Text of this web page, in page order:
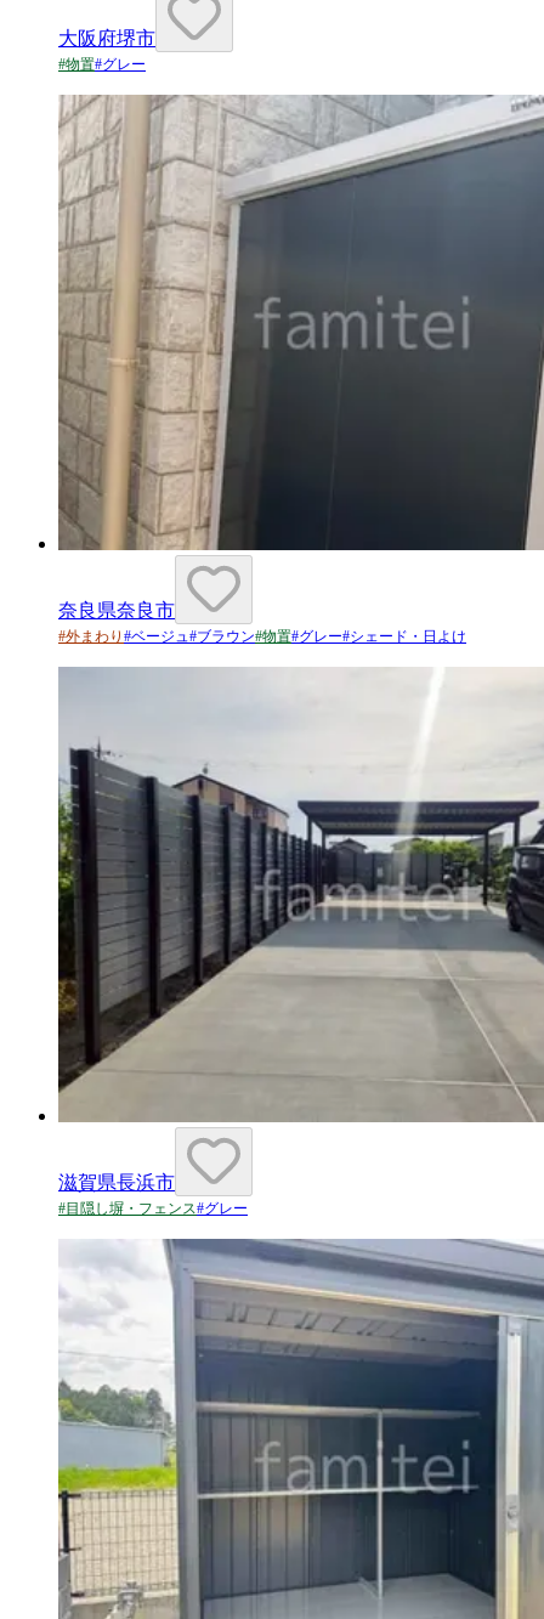
大阪府堺市
#物置#グレー
奈良県奈良市
#外まわり #ベージュ#ブラウン#物置#グレー#シェード・日よけ
滋賀県長浜市
#目隠し塀・フェンス#グレー